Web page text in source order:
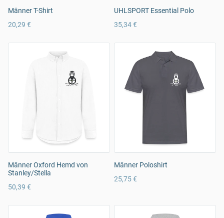
Männer T-Shirt
20,29 €
UHLSPORT Essential Polo
35,34 €
Männer Oxford Hemd von
Stanley/Stella
50,39 €
Männer Poloshirt
25,75 €